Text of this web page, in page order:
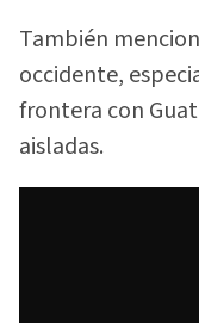
También
occidente,
frontera con
aisladas.